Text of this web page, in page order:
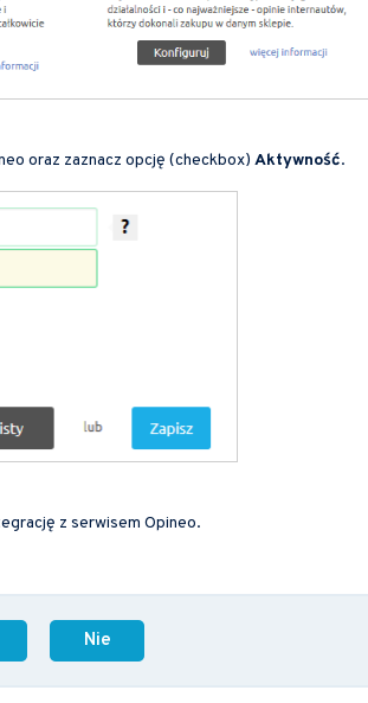
oraz zaznacz opcję (checkbox) Aktywność.
z serwisem Opineo.
Nie